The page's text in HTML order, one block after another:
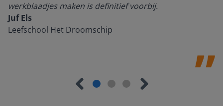
werkblaadjes maken is definitief voorbij.
Juf Els
Leefschool Het Droomschip